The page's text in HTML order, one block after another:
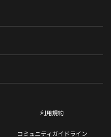
利用規約
コミュニティガイドライン